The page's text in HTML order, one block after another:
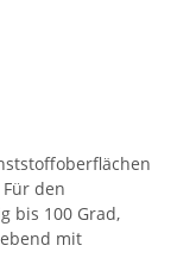
den
bis 100 Grad,
mit